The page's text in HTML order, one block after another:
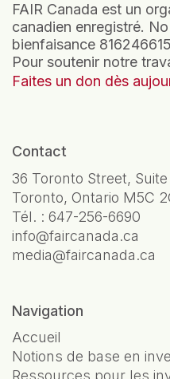
FAIR Canada est un
canadien enregistré.
bienfaisance
Pour soutenir notre
Faites un don dès
Contact
36 Toronto Street,
Toronto, Ontario M5C
Tél. : 647-256-6690
info@faircanada.ca
media@faircanada.ca
Navigation
Accueil
Notions de base en